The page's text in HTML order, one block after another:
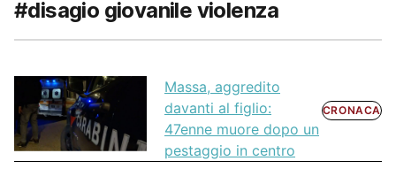
#disagio giovanile violenza
Massa, aggredito
davanti al figlio:
47enne muore dopo un
pestaggio in centro
CRONACA